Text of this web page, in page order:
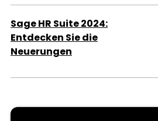
Sage HR Suite 2024:
Entdecken Sie die
Neuerungen